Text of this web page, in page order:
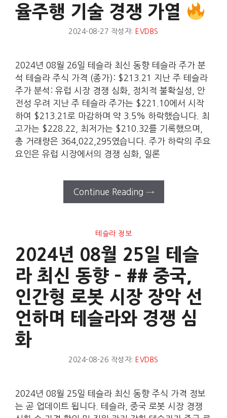
율주행 기술 경쟁 가열
2024-08-27 작성자: EVDBS
2024년 08월 26일 테슬라 최신 동향 테슬라 주가 분
석 테슬라 주식 가격 (종가): $213.21 지난 주 테슬라
주가 분석: 유럽 시장 경쟁 심화, 정치적 불확실성, 안
전성 우려 지난 주 테슬라 주가는 $221.10에서 시작
하여 $213.21로 마감하며 약 3.5% 하락했습니다. 최
고가는 $228.22, 최저가는 $210.32를 기록했으며,
총 거래량은 364,022,295였습니다. 주가 하락의 주요
요인은 유럽 시장에서의 경쟁 심화, 일론
Continue Reading →
테슬라 정보
2024년 08월 25일 테슬
라 최신 동향 – ## 중국,
인간형 로봇 시장 장악 선
언하며 테슬라와 경쟁 심
화
2024-08-26 작성자: EVDBS
2024년 08월 25일 테슬라 최신 동향 주식 가격 정보
는 곧 업데이트 됩니다. 테슬라, 중국 로봇 시장 경쟁